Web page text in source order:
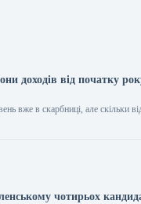
доходів від початку
вже в скарбниці, але скільки
чотирьох